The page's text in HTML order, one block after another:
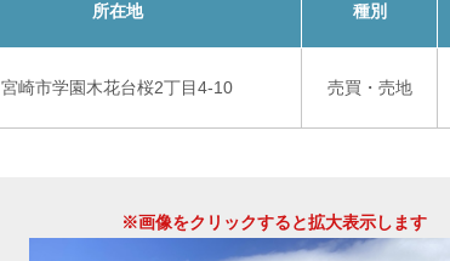
所在地 種別
宮崎市学園木花台桜2丁目4-10 売買・売地
※画像をクリックすると拡大表示します